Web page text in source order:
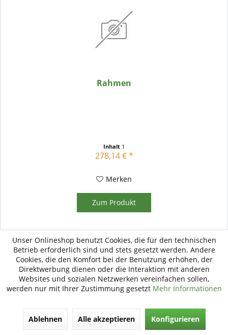
Rahmen
Inhalt 1
278,14 € *
Merken
Zum Produkt
Unser Onlineshop benutzt Cookies, die für den technischen
Betrieb erforderlich sind und stets gesetzt werden. Andere
Cookies, die den Komfort bei der Benutzung erhöhen, der
Direktwerbung dienen oder die Interaktion mit anderen
Websites und sozialen Netzwerken vereinfachen sollen,
werden nur mit Ihrer Zustimmung gesetzt Mehr Informationen
Ablehnen Alle akzeptieren Konfigurieren